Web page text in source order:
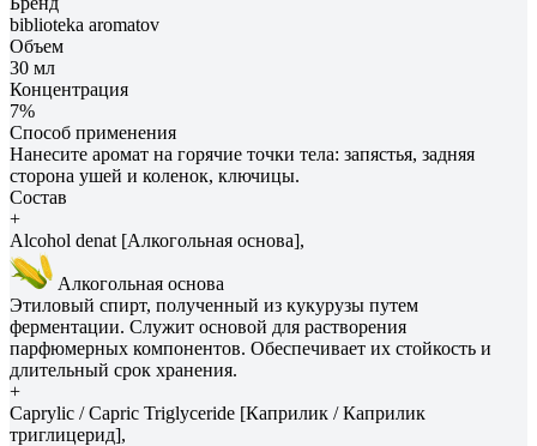
biblioteka aromatov
Объем
30 мл
Концентрация
7%
Способ применения
Нанесите аромат на горячие точки тела: запястья, задняя
сторона ушей и коленок, ключицы.
Состав
+
Alcohol denat [Алкогольная основа],
Алкогольная основа
Этиловый спирт, полученный из кукурузы путем
ферментации. Служит основой для растворения
парфюмерных компонентов. Обеспечивает их стойкость и
длительный срок хранения.
+
Caprylic / Capric Triglyceride [Каприлик / Каприлик
триглицерид],